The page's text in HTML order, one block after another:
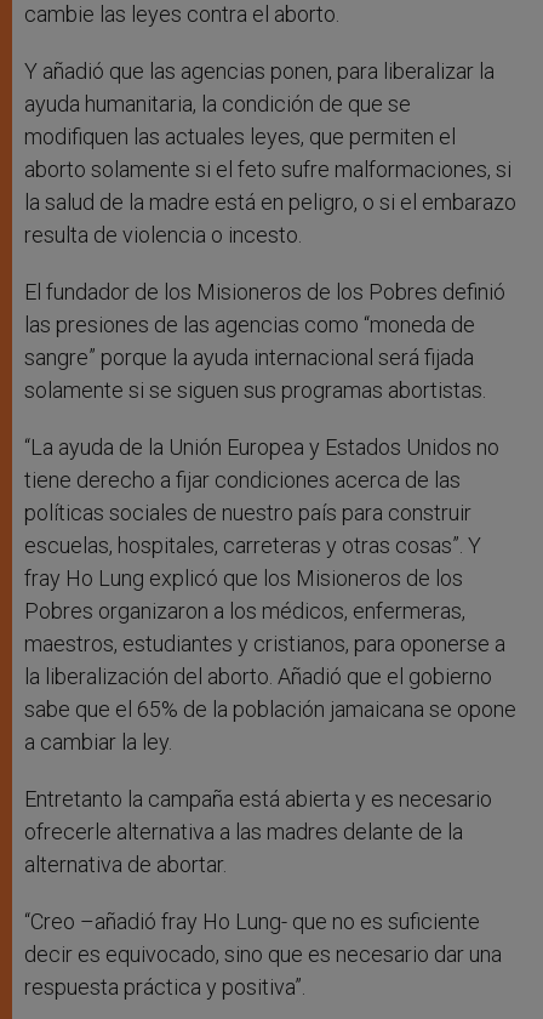
cambie las leyes contra el aborto.
Y añadió que las agencias ponen, para liberalizar la
ayuda humanitaria, la condición de que se
modifiquen las actuales leyes, que permiten el
aborto solamente si el feto sufre malformaciones, si
la salud de la madre está en peligro, o si el embarazo
resulta de violencia o incesto.
El fundador de los Misioneros de los Pobres definió
las presiones de las agencias como “moneda de
sangre” porque la ayuda internacional será fijada
solamente si se siguen sus programas abortistas.
“La ayuda de la Unión Europea y Estados Unidos no
tiene derecho a fijar condiciones acerca de las
políticas sociales de nuestro país para construir
escuelas, hospitales, carreteras y otras cosas”. Y
fray Ho Lung explicó que los Misioneros de los
Pobres organizaron a los médicos, enfermeras,
maestros, estudiantes y cristianos, para oponerse a
la liberalización del aborto. Añadió que el gobierno
sabe que el 65% de la población jamaicana se opone
a cambiar la ley.
Entretanto la campaña está abierta y es necesario
ofrecerle alternativa a las madres delante de la
alternativa de abortar.
“Creo –añadió fray Ho Lung- que no es suficiente
decir es equivocado, sino que es necesario dar una
respuesta práctica y positiva”.